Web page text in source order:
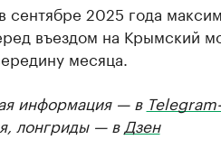
сентябре 2025 года
въездом на Крымский
месяца.
информация — в
лонгриды — в Дзен